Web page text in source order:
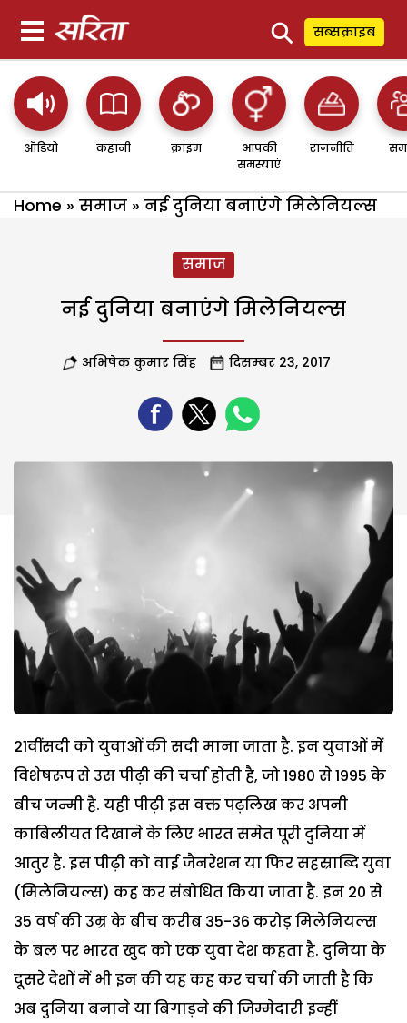
⚲ सब्सक्राइब
ऑडियो कहानी क्राइम
आपकी
समस्याएं
राजनीति
Home » समाज » नई दुनिया बनाएंगे मिलेनियल्स
समाज
नई दुनिया बनाएंगे मिलेनियल्स
अभिषेक कुमार सिंह दिसम्बर 23, 2017
21वींसदी को युवाओं की सदी माना जाता है. इन युवाओं में
विशेषरूप से उस पीढ़ी की चर्चा होती है, जो 1980 से 1995 के
बीच जन्मी है. यही पीढ़ी इस वक्त पढ़लिख कर अपनी
काबिलीयत दिखाने के लिए भारत समेत पूरी दुनिया में
आतुर है. इस पीढ़ी को वाई जैनरेशन या फिर सहस्राब्दि युवा
(मिलेनियल्स) कह कर संबोधित किया जाता है. इन 20 से
35 वर्ष की उम्र के बीच करीब 35-36 करोड़ मिलेनियल्स
के बल पर भारत खुद को एक युवा देश कहता है. दुनिया के
दूसरे देशों में भी इन की यह कह कर चर्चा की जाती है कि
अब दुनिया बनाने या बिगाड़ने की जिम्मेदारी इन्हीं